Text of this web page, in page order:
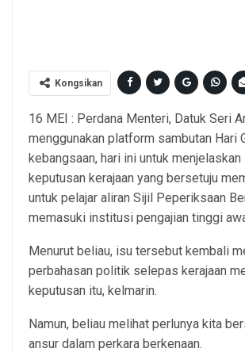
Kongsikan
16 MEI : Perdana Menteri, Datuk Seri
menggunakan platform sambutan Hari
kebangsaan, hari ini untuk
keputusan kerajaan yang bersetuju
untuk pelajar aliran Sijil Peperiksaan
memasuki institusi pengajian tinggi
Menurut beliau, isu tersebut kembali
perbahasan politik selepas kerajaan
keputusan itu, kelmarin.
Namun, beliau melihat perlunya kita
ansur dalam perkara berkenaan.